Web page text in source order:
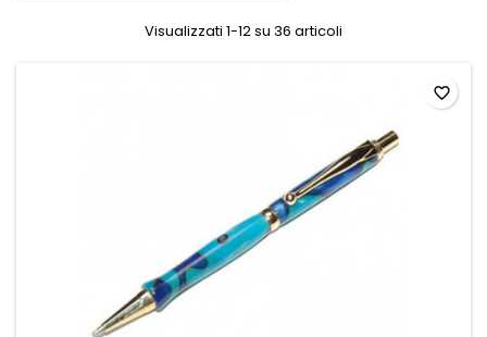
Visualizzati 1-12 su 36 articoli
favorite_border